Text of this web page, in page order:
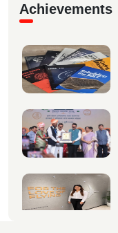
Achievements